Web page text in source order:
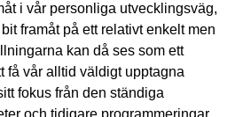
i vår personliga utvecklingsväg,
framåt på ett relativt enkelt men
kan då ses som ett
få vår alltid väldigt upptagna
fokus från den ständiga
och tidigare programmeringar,